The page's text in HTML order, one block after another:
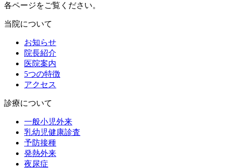
各ページをご覧ください。
当院について
お知らせ
院長紹介
医院案内
5つの特徴
アクセス
診療について
一般小児外来
乳幼児健康診査
予防接種
発熱外来
夜尿症